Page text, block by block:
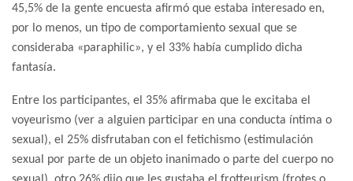
45,5% de la gente encuesta afirmó que estaba interesado en,
por lo menos, un tipo de comportamiento sexual que se
consideraba «paraphilic», y el 33% había cumplido dicha
fantasía.
Entre los participantes, el 35% afirmaba que le excitaba el
voyeurismo (ver a alguien participar en una conducta íntima o
sexual), el 25% disfrutaban con el fetichismo (estimulación
sexual por parte de un objeto inanimado o parte del cuerpo no